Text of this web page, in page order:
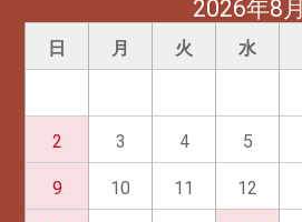
2026年8月
日 月 火 水
2 3 4 5
9 10 11 12